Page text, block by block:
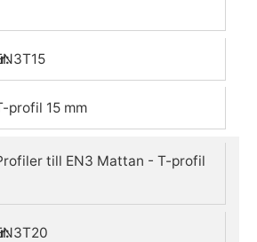
profil 15 mm
till EN3 Mattan - T-profil